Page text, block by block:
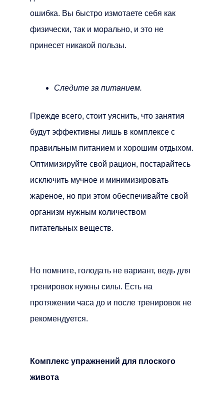
ошибка. Вы быстро измотаете себя как
физически, так и морально, и это не
принесет никакой пользы.
Следите за питанием.
Прежде всего, стоит уяснить, что занятия
будут эффективны лишь в комплексе с
правильным питанием и хорошим отдыхом.
Оптимизируйте свой рацион, постарайтесь
исключить мучное и минимизировать
жареное, но при этом обеспечивайте свой
организм нужным количеством
питательных веществ.
Но помните, голодать не вариант, ведь для
тренировок нужны силы. Есть на
протяжении часа до и после тренировок не
рекомендуется.
Комплекс упражнений для плоского
живота